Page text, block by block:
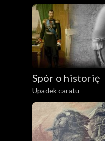
Spór o historię
Upadek caratu